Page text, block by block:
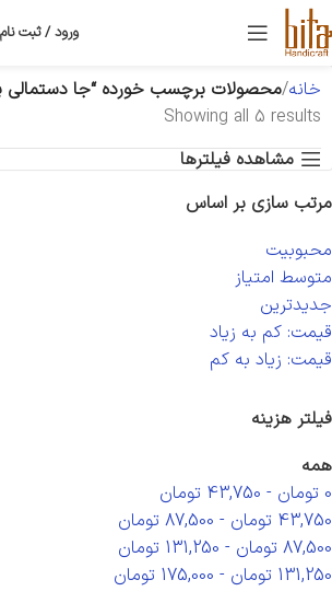
ورود / ثبت نام
خانه محصولات برچسب خورده “جا دستمالی
Showing all 5 results
مشاهده فیلترها
مرتب سازی بر اساس
محبوبیت
متوسط امتیاز
جدیدترین
قیمت: کم به زیاد
قیمت: زیاد به کم
فیلتر هزینه
همه
0 تومان -
43,750 تومان
43,750 تومان -
87,500 تومان
87,500 تومان -
131,250 تومان
131,250 تومان -
175,000 تومان